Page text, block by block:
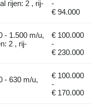
rijen: 2 , rij-
-
€ 94.000
- 1.500 m/u,
2 , rij-
€ 100.000
-
€ 230.000
- 630 m/u,
€ 100.000
-
€ 170.000